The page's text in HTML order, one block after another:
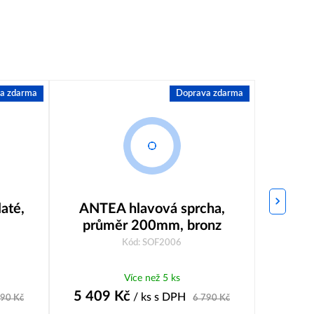
zdarma
Kč
Doprava zdarma
ANTEA hlavová sprcha,
průměr 200mm, bronz
Kód: SOF2006
Více než 5 ks
5 409 Kč / kss DPH 6 790Kč